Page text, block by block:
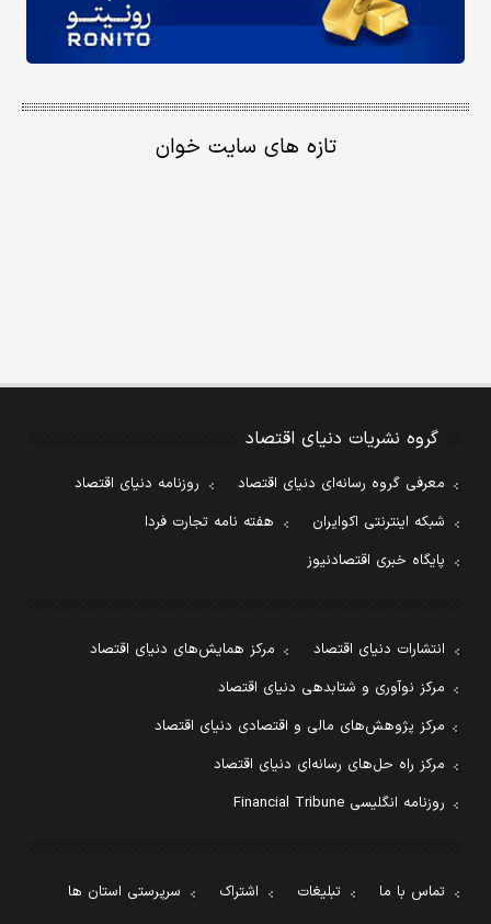
تازه های سایت خوان
گروه نشریات دنیای اقتصاد
معرفی گروه رسانه‌ای دنیای اقتصاد
روزنامه دنیای اقتصاد
شبکه اینترنتی اکوایران
هفته نامه تجارت فردا
پایگاه خبری اقتصادنیوز
انتشارات دنیای اقتصاد
مرکز همایش‌های دنیای اقتصاد
مرکز نوآوری و شتابدهی دنیای اقتصاد
مرکز پژوهش‌های مالی و اقتصادی دنیای اقتصاد
مرکز راه حل‌های رسانه‌ای دنیای اقتصاد
روزنامه انگلیسی Financial Tribune
تماس با ما تبلیغات اشتراک
سرپرستی استان ها